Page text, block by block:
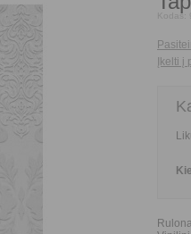
Kodas:
Įkelti į